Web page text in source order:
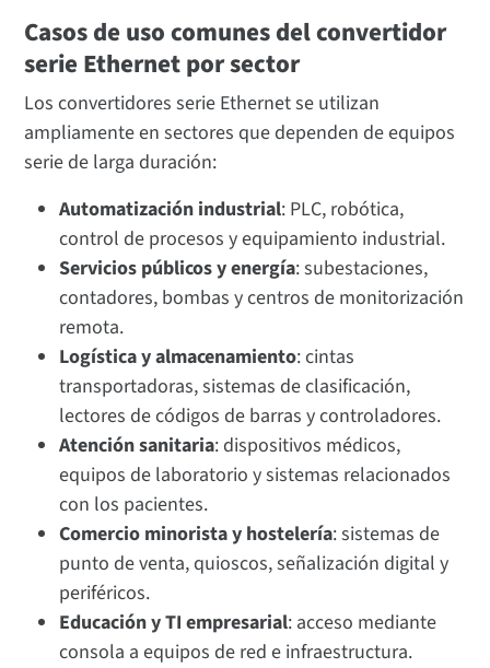
Casos de uso comunes del convertidor
serie Ethernet por sector
Los convertidores serie Ethernet se utilizan
ampliamente en sectores que dependen de equipos
serie de larga duración:
Automatización industrial: PLC, robótica,
control de procesos y equipamiento industrial.
Servicios públicos y energía: subestaciones,
contadores, bombas y centros de monitorización
remota.
Logística y almacenamiento: cintas
transportadoras, sistemas de clasificación,
lectores de códigos de barras y controladores.
Atención sanitaria: dispositivos médicos,
equipos de laboratorio y sistemas relacionados
con los pacientes.
Comercio minorista y hostelería: sistemas de
punto de venta, quioscos, señalización digital y
periféricos.
Educación y TI empresarial: acceso mediante
consola a equipos de red e infraestructura.